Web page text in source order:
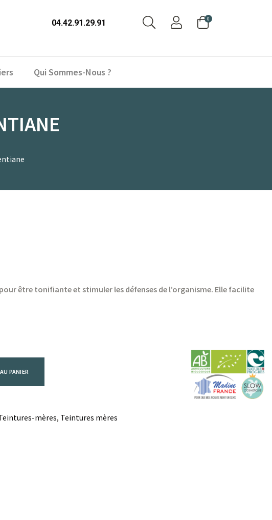
04.42.91.29.91 0
Qui Sommes-Nous ?
être tonifiante et stimuler les défenses de l’organisme. Elle facilite
PANIER
mères, Teintures mères